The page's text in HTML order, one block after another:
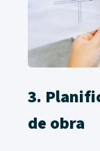
3.
de obra